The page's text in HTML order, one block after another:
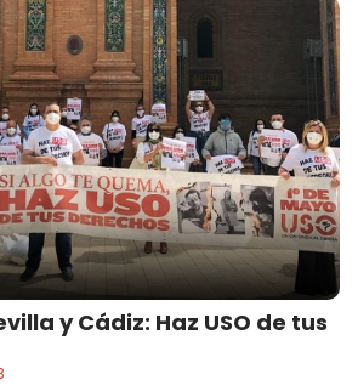
y Cádiz: Haz USO de tus